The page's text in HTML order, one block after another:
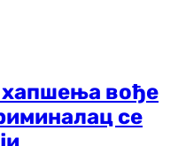
хапшења вође
се